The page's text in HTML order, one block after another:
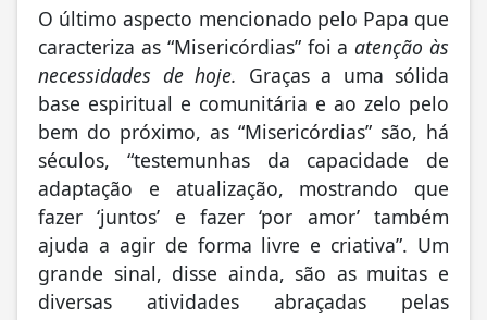
O último aspecto mencionado pelo Papa que
caracteriza as “Misericórdias” foi aatenção às
necessidades de hoje. Graças a uma sólida
base espiritual e comunitária e ao zelo pelo
bem do próximo, as “Misericórdias” são, há
séculos, “testemunhas da capacidade de
adaptação e atualização, mostrando que
fazer ‘juntos’ e fazer ‘por amor’ também
ajuda a agir de forma livre e criativa”. Um
grande sinal, disse ainda, são as muitas e
diversas atividades abraçadas pelas